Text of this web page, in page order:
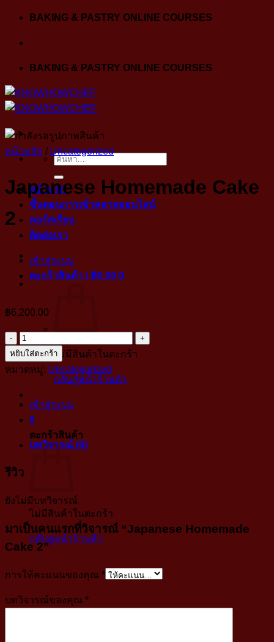
Skip
content
BAKING & PASTRY ONLINE COURSES
BAKING & PASTRY ONLINE COURSES
ค้นหา:
หน้าแรก
ขั้นตอนการเข้าคลาสออนไลน์
คอร์สเรียน
ติดต่อเรา
เข้าสู่ระบบ
ตะกร้าสินค้า / ฿0.00 0
ไม่มีสินค้าในตะกร้า
กลับสู่หน้าร้านค้า
เข้าสู่ระบบ
0
ตะกร้าสินค้า
ไม่มีสินค้าในตะกร้า
กลับสู่หน้าร้านค้า
หน้าหลัก / Uncategorized
Japanese Homemade Cake
2
฿6,200.00
จำนวน
Japanese
Homemade
2
ชิ้น
หยิบใส่ตะกร้า
หมวดหมู่: Uncategorized
บทวิจารณ์ (0)
รีวิว
ยังไม่มีบทวิจารณ์
มาเป็นคนแรกที่วิจารณ์ “Japanese Homemade
Cake 2”
การให้คะแนนของคุณ *
บทวิจารณ์ของคุณ *